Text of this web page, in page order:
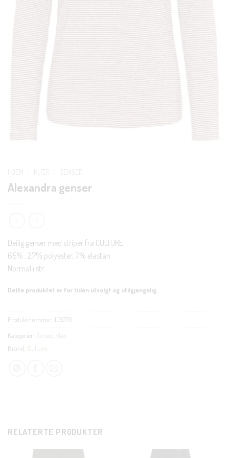
Alexandra genser
Deilig genser med striper fra CULTURE.
65% , 27% polyester, 7% elastan
Normal i str.
Dette produktet er for tiden utsolgt og utilgjengelig.
Produktnummer: 105770
Kategorier: Genser Klær
Brand: Culture
RELATERTE PRODUKTER